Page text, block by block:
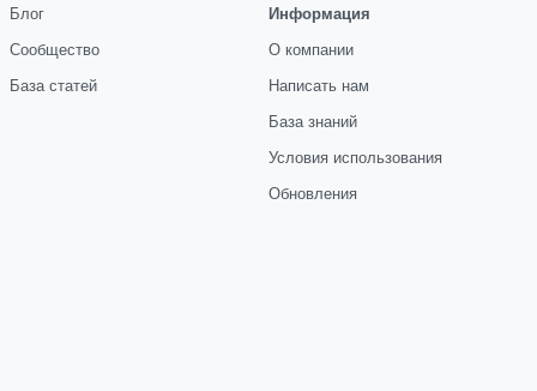
Блог
Сообщество
База статей
Информация
О компании
Написать нам
База знаний
Условия использования
Обновления